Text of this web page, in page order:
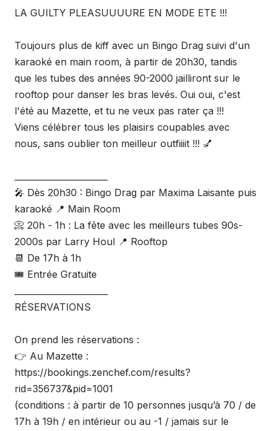
LA GUILTY PLEASUUUURE EN MODE ETE !!!
Toujours plus de kiff avec un Bingo Drag suivi d'un
karaoké en main room, à partir de 20h30, tandis
que les tubes des années 90-2000 jailliront sur le
rooftop pour danser les bras levés. Oui oui, c'est
l'été au Mazette, et tu ne veux pas rater ça !!!
Viens célébrer tous les plaisirs coupables avec
nous, sans oublier ton meilleur outfiiiit !!! 💅
🎤 Dès 20h30 : Bingo Drag par Maxima Laisante puis
karaoké 📍 Main Room
📀 20h - 1h : La fête avec les meilleurs tubes 90s-
2000s par Larry Houl 📍 Rooftop
📆 De 17h à 1h
🎟 Entrée Gratuite
RÉSERVATIONS
On prend les réservations :
👉 Au Mazette :
https://bookings.zenchef.com/results?
rid=356737&pid=1001
(conditions : à partir de 10 personnes jusqu’à 70 / de
17h à 19h / en intérieur ou au -1 / jamais sur le